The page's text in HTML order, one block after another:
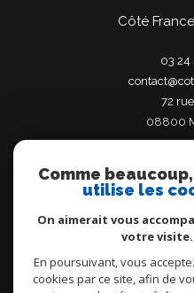
Côté
03 24
72
08800
Comme
utilise les
On aimerait vous
votre visite.
En poursuivant, vous
cookies par ce site, afin de